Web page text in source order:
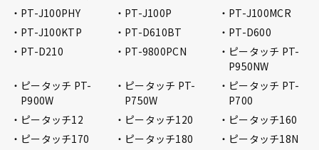
PT-J100PHY PT-J100P
PT-J100MCR
PT-J100KTP
PT-D610BT
PT-D600
PT-D210
PT-9800PCN
ピータッチ PT-
P950NW
ピータッチ PT-
P900W
ピータッチ PT-
P750W
ピータッチ PT-
P700
ピータッチ12
ピータッチ120
ピータッチ160
ピータッチ170
ピータッチ180
ピータッチ18N